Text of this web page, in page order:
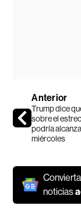
Anterior
Trump dice
sobre el
podría
miércoles
noticias